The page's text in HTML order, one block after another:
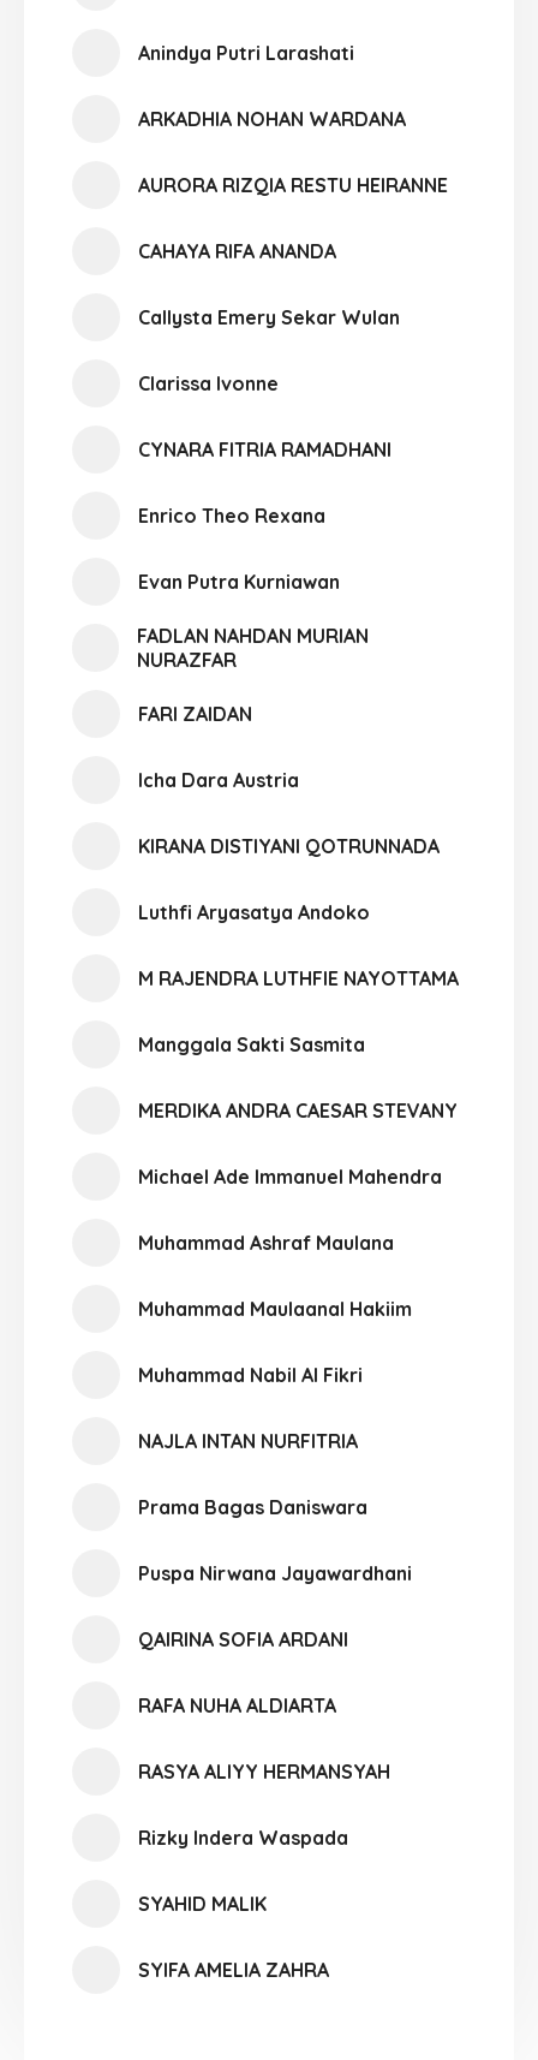
Anindya Putri Larashati
ARKADHIA NOHAN WARDANA
AURORA RIZQIA RESTU HEIRANNE
CAHAYA RIFA ANANDA
Callysta Emery Sekar Wulan
Clarissa Ivonne
CYNARA FITRIA RAMADHANI
Enrico Theo Rexana
Evan Putra Kurniawan
FADLAN NAHDAN MURIAN
NURAZFAR
FARI ZAIDAN
Icha Dara Austria
KIRANA DISTIYANI QOTRUNNADA
Luthfi Aryasatya Andoko
M RAJENDRA LUTHFIE NAYOTTAMA
Manggala Sakti Sasmita
MERDIKA ANDRA CAESAR STEVANY
Michael Ade Immanuel Mahendra
Muhammad Ashraf Maulana
Muhammad Maulaanal Hakiim
Muhammad Nabil Al Fikri
NAJLA INTAN NURFITRIA
Prama Bagas Daniswara
Puspa Nirwana Jayawardhani
QAIRINA SOFIA ARDANI
RAFA NUHA ALDIARTA
RASYA ALIYY HERMANSYAH
Rizky Indera Waspada
SYAHID MALIK
SYIFA AMELIA ZAHRA